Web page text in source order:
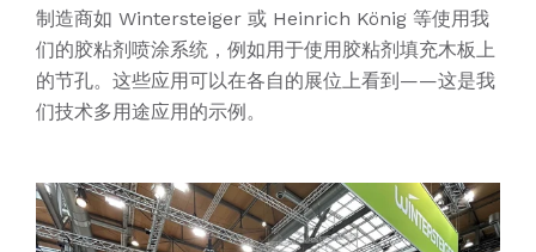
制造商如 Wintersteiger 或 Heinrich König 等使用我
们的胶粘剂喷涂系统，例如用于使用胶粘剂填充木板上
的节孔。这些应用可以在各自的展位上看到——这是我
们技术多用途应用的示例。